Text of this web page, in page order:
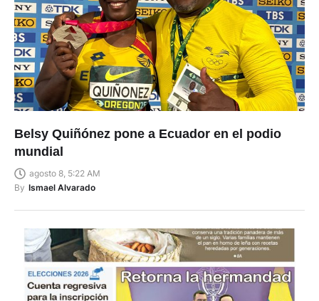
Belsy Quiñónez pone a Ecuador en el podio
mundial
agosto 8, 5:22 AM
By Ismael Alvarado